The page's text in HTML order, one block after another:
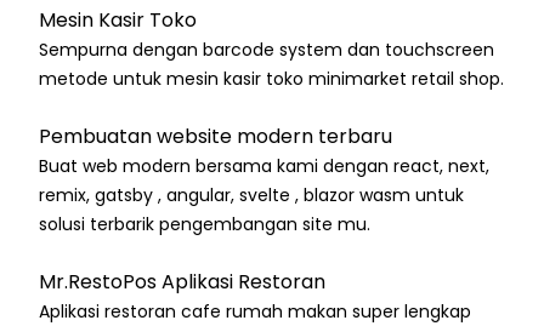
Mesin Kasir Toko
Sempurna dengan barcode system dan touchscreen
metode untuk mesin kasir toko minimarket retail shop.
Pembuatan website modern terbaru
Buat web modern bersama kami dengan react, next,
remix, gatsby , angular, svelte , blazor wasm untuk
solusi terbarik pengembangan site mu.
Mr.RestoPos Aplikasi Restoran
Aplikasi restoran cafe rumah makan super lengkap